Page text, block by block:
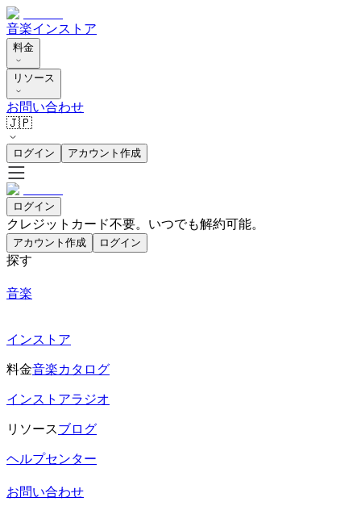
音楽インストア
料金
リソース
お問い合わせ
🇯🇵
ログイン アカウント作成
ログイン
クレジットカード不要。いつでも解約可能。
アカウント作成 ログイン
探す
音楽
インストア
料金音楽カタログ
インストアラジオ
リソースブログ
ヘルプセンター
お問い合わせ